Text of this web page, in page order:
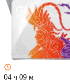
04 ч 09 м